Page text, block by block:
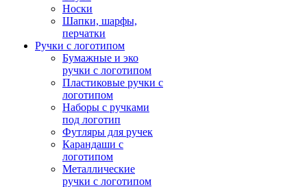
Носки
Шапки, шарфы,
перчатки
Ручки с логотипом
Бумажные и эко
ручки с логотипом
Пластиковые ручки с
логотипом
Наборы с ручками
под логотип
Футляры для ручек
Карандаши с
логотипом
Металлические
ручки с логотипом